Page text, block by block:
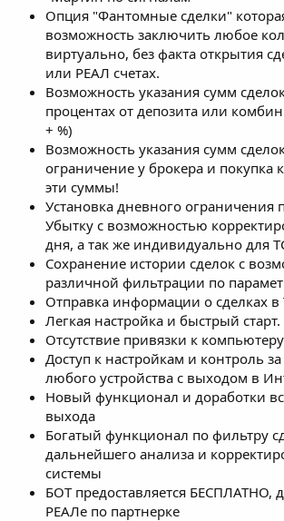
Опция "Фантомные сделки"
возможность заключить любое
виртуально, без факта открытия
или РЕАЛ счетах.
Возможность указания сумм
процентах от депозита или
+ %)
Возможность указания сумм
ограничение у брокера и покупка
эти суммы!
Установка дневного
Убытку с возможностью
дня, а так же индивидуально для
Сохранение истории сделок с
различной фильтрации по
Отправка информации о сделках в
Легкая настройка и быстрый старт.
Отсутствие привязки к компьютеру
Доступ к настройкам и контроль
любого устройства с выходом в
Новый функционал и доработки
выхода
Богатый функционал по фильтру
дальнейшего анализа и
системы
БОТ предоставляется БЕСПЛАТНО,
РЕАЛе по партнерке